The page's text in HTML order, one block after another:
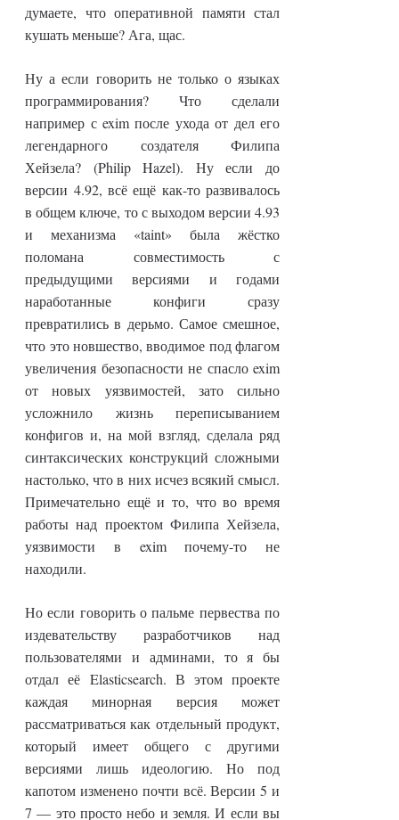
думаете, что оперативной памяти стал
кушать меньше? Ага, щас.
Ну а если говорить не только о языках
программирования? Что сделали
например с exim после ухода от дел его
легендарного создателя Филипа
Хейзела? (Philip Hazel). Ну если до
версии 4.92, всё ещё как-то развивалось
в общем ключе, то с выходом версии 4.93
и механизма «taint» была жёстко
поломана совместимость с
предыдущими версиями и годами
наработанные конфиги сразу
превратились в дерьмо. Самое смешное,
что это новшество, вводимое под флагом
увеличения безопасности не спасло exim
от новых уязвимостей, зато сильно
усложнило жизнь переписыванием
конфигов и, на мой взгляд, сделала ряд
синтаксических конструкций сложными
настолько, что в них исчез всякий смысл.
Примечательно ещё и то, что во время
работы над проектом Филипа Хейзела,
уязвимости в exim почему-то не
находили.
Но если говорить о пальме первества по
издевательству разработчиков над
пользователями и админами, то я бы
отдал её Elasticsearch. В этом проекте
каждая минорная версия может
рассматриваться как отдельный продукт,
который имеет общего с другими
версиями лишь идеологию. Но под
капотом изменено почти всё. Версии 5 и
7 — это просто небо и земля. И если вы